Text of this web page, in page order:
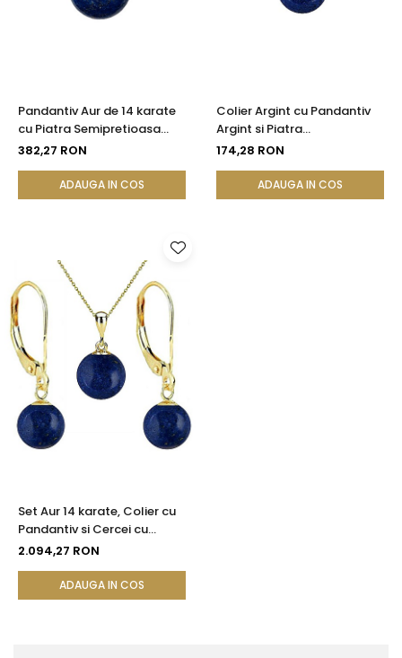
Pandantiv Aur de 14 karate
cu Piatra Semipretioasa
Naturala de Lapis Lazuli de
382,27 RON
ADAUGA IN COS
Colier Argint cu Pandantiv
Argint si Piatra
Semipretioasa Naturala de
174,28 RON
ADAUGA IN COS
Set Aur 14 karate, Colier cu
Pandantiv si Cercei cu
Tortita Inchisa cu Pietre
Lapis Lazuli de 8 mm
2.094,27 RON
ADAUGA IN COS